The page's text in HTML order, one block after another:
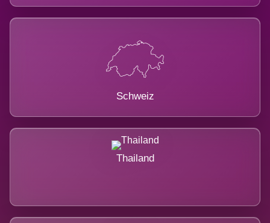
Schweiz
Thailand